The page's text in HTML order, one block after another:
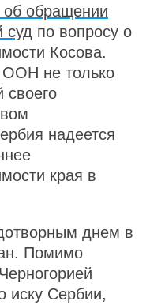
обращении
суд по вопросу о
Косова.
ООН не только
своего
надеется
края в
днем в
Помимо
Сербии,